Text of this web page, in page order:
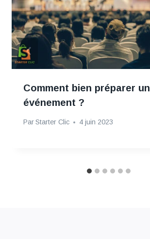
Comment bien préparer un
événement ?
ParStarter Clic 4 juin 2023